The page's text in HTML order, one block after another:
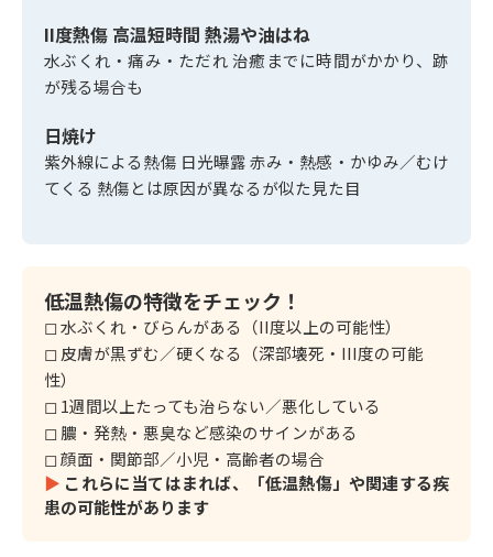
II度熱傷 高温短時間 熱湯や油はね
水ぶくれ・痛み・ただれ 治癒までに時間がかかり、跡
が残る場合も
日焼け
紫外線による熱傷 日光曝露 赤み・熱感・かゆみ／むけ
てくる 熱傷とは原因が異なるが似た見た目
低温熱傷の特徴をチェック！
◻︎ 水ぶくれ・びらんがある（II度以上の可能性）
◻︎ 皮膚が黒ずむ／硬くなる（深部壊死・III度の可能
性）
◻︎ 1週間以上たっても治らない／悪化している
◻︎ 膿・発熱・悪臭など感染のサインがある
◻︎ 顔面・関節部／小児・高齢者の場合
▶︎ これらに当てはまれば、「低温熱傷」や関連する疾
患の可能性があります